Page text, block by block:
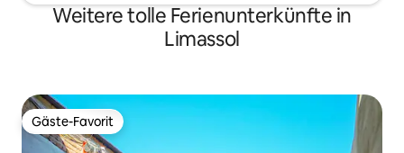
Weitere tolle Ferienunterkünfte in
Limassol
Gäste-Favorit
Gäste-Favorit